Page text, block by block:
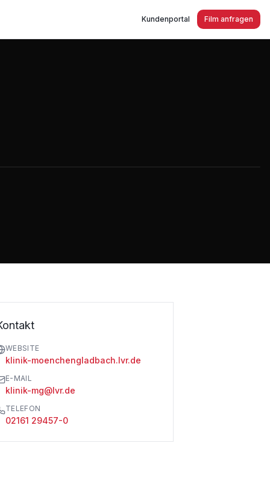
Kundenportal Film anfragen
WEBSITE
klinik-moenchengladbach.lvr.de
E-MAIL
klinik-mg@lvr.de
TELEFON
02161 29457-0